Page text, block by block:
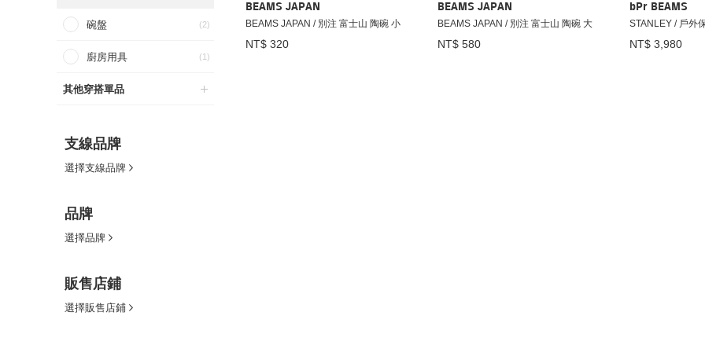
碗盤 (2)
廚房用具 (1)
其他穿搭單品
支線品牌
選擇支線品牌
品牌
選擇品牌
販售店鋪
選擇販售店鋪
BEAMS JAPAN
BEAMS JAPAN / 別注 富士山 陶碗 小
NT$ 320
BEAMS JAPAN
BEAMS JAPAN / 別注 富士山 陶碗 大
NT$ 580
bPr BEAMS
STANLEY / 戶外
NT$ 3,980